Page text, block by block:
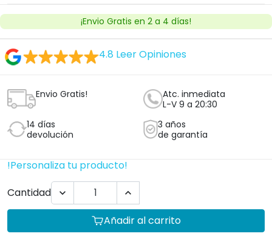
¡Envio Gratis en 2 a 4 días!
4.8 Leer Opiniones
Envio Gratis!
Atc. inmediata
L-V 9 a 20:30
14 días
devolución
3 años
de garantía
!Personaliza tu producto!
Cantidad
 
Añadir al carrito